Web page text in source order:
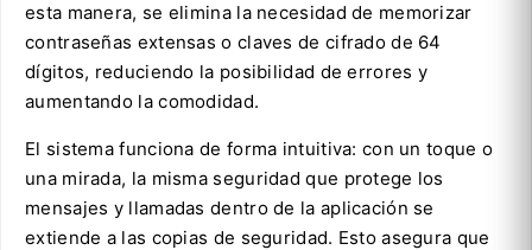
esta manera, se elimina la necesidad de memorizar
contraseñas extensas o claves de cifrado de 64
dígitos, reduciendo la posibilidad de errores y
aumentando la comodidad.
El sistema funciona de forma intuitiva: con un toque o
una mirada, la misma seguridad que protege los
mensajes y llamadas dentro de la aplicación se
extiende a las copias de seguridad. Esto asegura que